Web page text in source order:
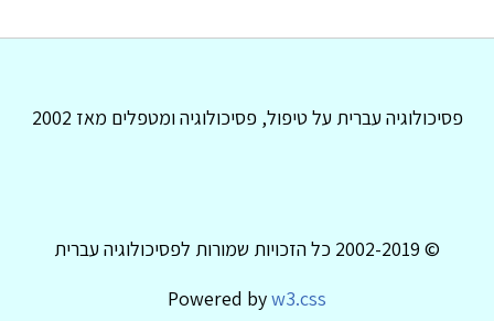
פסיכולוגיה עברית על טיפול, פסיכולוגיה ומטפלים מאז 2002
© 2002-2019 כל הזכויות שמורות לפסיכולוגיה עברית
Powered byw3.css